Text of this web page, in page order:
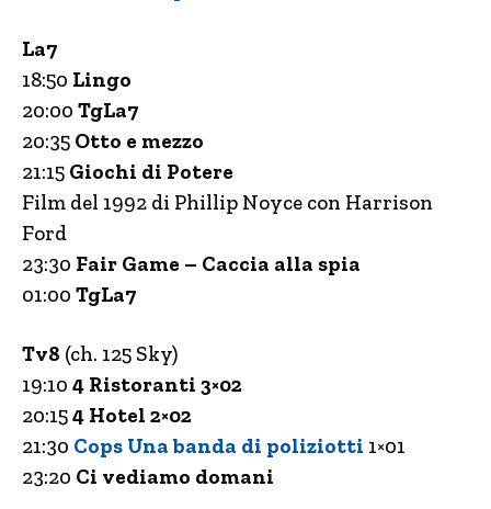
La7
18:50 Lingo
20:00 TgLa7
20:35 Otto e mezzo
21:15 Giochi di Potere
Film del 1992 di Phillip Noyce con Harrison
Ford
23:30 Fair Game – Caccia alla spia
01:00 TgLa7
Tv8 (ch. 125 Sky)
19:10 4 Ristoranti 3×02
20:154 Hotel 2×02
21:30 Cops Una banda di poliziotti 1×01
23:20 Ci vediamo domani